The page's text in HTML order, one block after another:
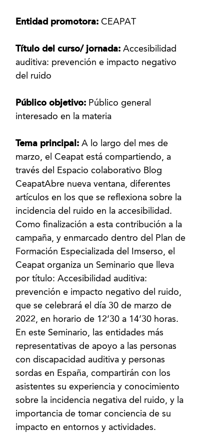
Entidad promotora:CEAPAT
Título del curso/ jornada:Accesibilidad
auditiva: prevención e impacto negativo
del ruido
Público objetivo: Público general
interesado en la materia
Tema principal:A lo largo del mes de
marzo, el Ceapat está compartiendo, a
través del Espacio colaborativo Blog
CeapatAbre nueva ventana, diferentes
artículos en los que se reflexiona sobre la
incidencia del ruido en la accesibilidad.
Como finalización a esta contribución a la
campaña, y enmarcado dentro del Plan de
Formación Especializada del Imserso, el
Ceapat organiza un Seminario que lleva
por título: Accesibilidad auditiva:
prevención e impacto negativo del ruido,
que se celebrará el día 30 de marzo de
2022, en horario de 12’30 a 14’30 horas.
En este Seminario, las entidades más
representativas de apoyo a las personas
con discapacidad auditiva y personas
sordas en España, compartirán con los
asistentes su experiencia y conocimiento
sobre la incidencia negativa del ruido, y la
importancia de tomar conciencia de su
impacto en entornos y actividades.